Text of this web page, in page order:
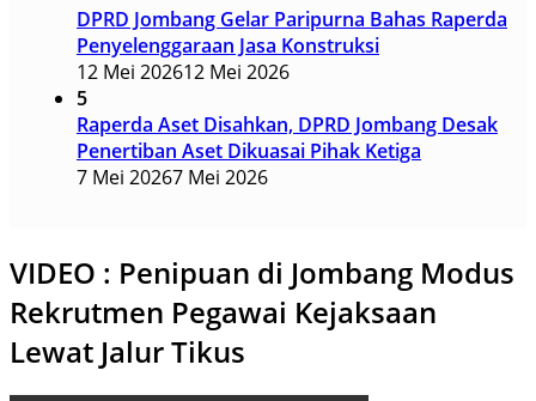
DPRD Jombang Gelar Paripurna Bahas Raperda
Penyelenggaraan Jasa Konstruksi
12 Mei 202612 Mei 2026
5
Raperda Aset Disahkan, DPRD Jombang Desak
Penertiban Aset Dikuasai Pihak Ketiga
7 Mei 20267 Mei 2026
VIDEO : Penipuan di Jombang Modus
Rekrutmen Pegawai Kejaksaan
Lewat Jalur Tikus